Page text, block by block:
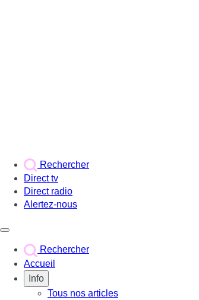
Rechercher
Direct tv
Direct radio
Alertez-nous
Rechercher
Accueil
Info
Tous nos articles